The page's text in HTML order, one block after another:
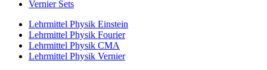
Vernier Sets
Lehrmittel Physik Einstein
Lehrmittel Physik Fourier
Lehrmittel Physik CMA
Lehrmittel Physik Vernier